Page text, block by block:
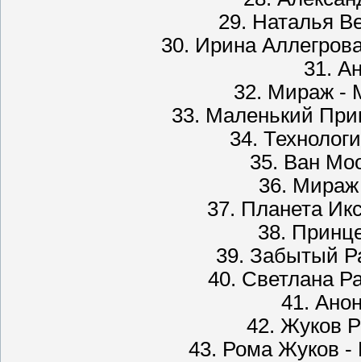
29. Наталья
30. Ирина
31.
32. Мираж -
33. Маленький
34.
35. Ван
36. Мираж
37. Планета
38.
39. Забытый
40. Светлана
41.
42. Жуков
43. Рома Жуков